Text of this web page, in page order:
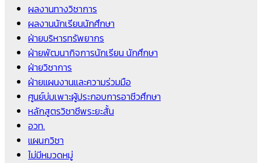
ผลงานทางวิชาการ
ผลงานนักเรียนนักศึกษา
ฝ่ายบริหารทรัพยากร
ฝ่ายพัฒนากิจการนักเรียน นักศึกษา
ฝ่ายวิชาการ
ฝ่ายแผนงานและความร่วมมือ
ศูนย์บ่มเพาะผู้ประกอบการอาชีวศึกษา
หลักสูตรวิชาชีพระยะสั้น
อวท.
แผนกวิชา
ไม่มีหมวดหมู่